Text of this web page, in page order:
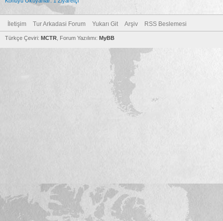
İletişim Tur Arkadasi Forum Yukarı Git Arşiv RSS Beslemesi
Türkçe Çeviri: MCTR , Forum Yazılımı: MyBB